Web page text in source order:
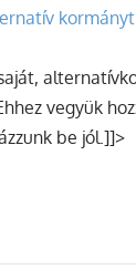
vegyük
be jól.]]>